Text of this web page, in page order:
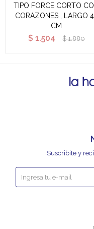
TIPO FORCE CORTO
CORAZONES , LARGO
CM
$ 1.504 $ 1.880
¡Suscribite y